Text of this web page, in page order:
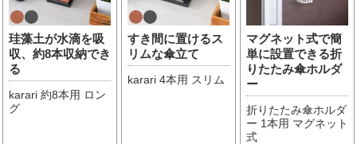
珪藻土が水滴を吸
収、約8本収納でき
る
karari 約8本用 ロン
グ
すき間に置けるス
リムな傘立て
karari 4本用 スリム
マグネット式で簡
単に設置できる折
りたたみ傘ホルダ
ー
折りたたみ傘ホルダ
ー 1本用 マグネット
式